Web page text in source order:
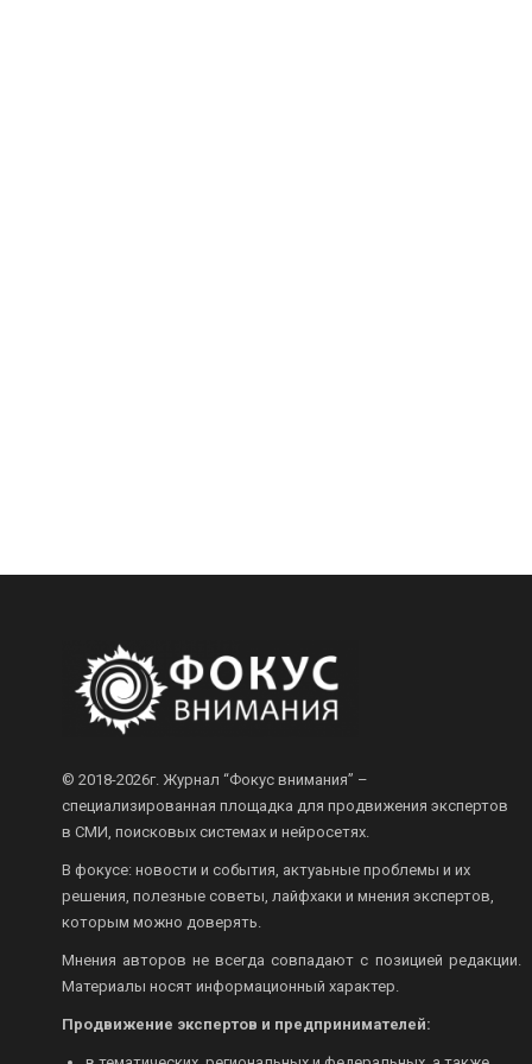
© 2018-2026г. Журнал “Фокус внимания” –
специализированная площадка для продвижения экспертов
в СМИ, поисковых системах и нейросетях.
В фокусе: новости и события, актуаьные проблемы и их
решения, полезные советы, лайфхаки и мнения экспертов,
которым можно доверять.
Мнения авторов не всегда совпадают с позицией редакции.
Материалы носят информационный характер.
Продвижение экспертов и предпринимателей: